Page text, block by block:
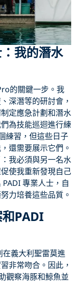
我的潛水
的關鍵一步。我
深潛等的研討會，
定應急計劃和潛水
為技能巡迴進行練
練習，但這些日子
還需要展示它們。
我必須與另一名水
使我重新發現自己
專業人士，自
力培養這些品質。
PADI
在義大利聖雷莫進
非常吻合。因此，
觀察海豚和鯨魚並